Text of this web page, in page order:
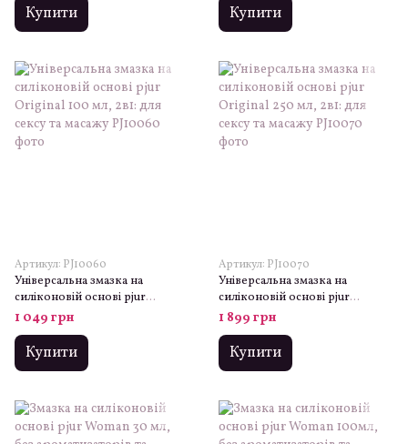
Купити Купити
Артикул: PJ10060
Універсальна змазка на
силіконовій основі pjur
Original 100 мл, 2в1: для сексу
та масажу
1 049 грн
Купити
Артикул: PJ10070
Універсальна змазка на
силіконовій основі pjur
Original 250 мл, 2в1: для сексу
та масажу
1 899 грн
Купити